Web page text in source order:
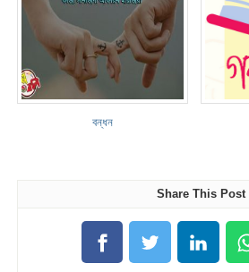
বন্ধন
Share This Post